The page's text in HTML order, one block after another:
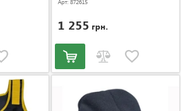
Арт: 872615
1 255 грн.